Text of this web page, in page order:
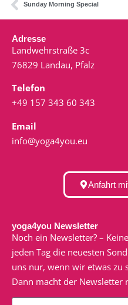
Sunday Morning Special
Adresse
Landwehrstraße 3c
76829 Landau, Pfalz
Telefon
+49 157 343 60 343
Email
info@yoga4you.eu
Anfahrt
yoga4you Newsletter
Noch ein Newsletter? –
jeden Tag die neuesten
uns nur, wenn wir etwas zu
Dann macht der Newsletter